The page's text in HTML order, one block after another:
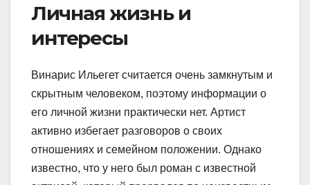
Личная жизнь и
интересы
Винарис Ильегет считается очень замкнутым и
скрытным человеком, поэтому информации о
его личной жизни практически нет. Артист
активно избегает разговоров о своих
отношениях и семейном положении. Однако
известно, что у него был роман с известной